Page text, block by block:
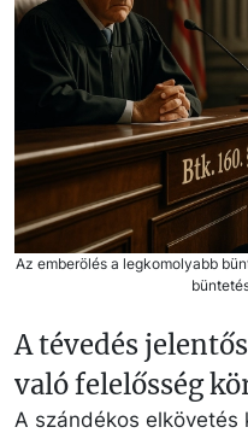
Az emberölés a legkomolyabb
A tévedés
való felelősség
A szándékos elkövetés